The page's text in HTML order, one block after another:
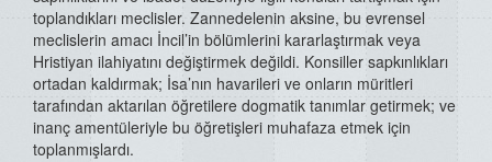
toplandıkları meclisler. Zannedelenin aksine, bu evrensel
meclislerin amacı İncil’in bölümlerini kararlaştırmak veya
Hristiyan ilahiyatını değiştirmek değildi. Konsiller sapkınlıkları
ortadan kaldırmak; İsa’nın havarileri ve onların müritleri
tarafından aktarılan öğretilere dogmatik tanımlar getirmek; ve
inanç amentüleriyle bu öğretişleri muhafaza etmek için
toplanmışlardı.